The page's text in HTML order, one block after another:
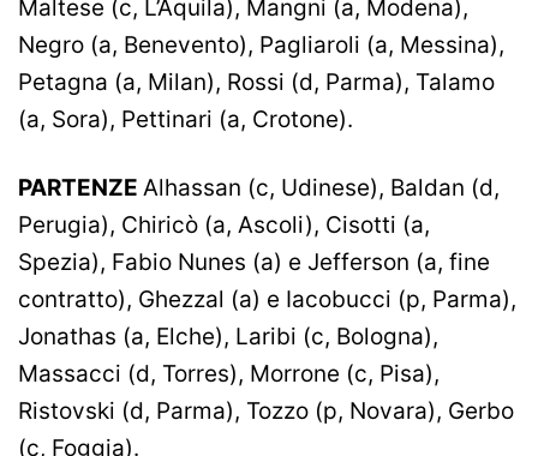
Maltese (c, L’Aquila), Mangni (a, Modena),
Negro (a, Benevento), Pagliaroli (a, Messina),
Petagna (a, Milan), Rossi (d, Parma), Talamo
(a, Sora), Pettinari (a, Crotone).
PARTENZE Alhassan (c, Udinese), Baldan (d,
Perugia), Chiricò (a, Ascoli), Cisotti (a,
Spezia), Fabio Nunes (a) e Jefferson (a, fine
contratto), Ghezzal (a) e Iacobucci (p, Parma),
Jonathas (a, Elche), Laribi (c, Bologna),
Massacci (d, Torres), Morrone (c, Pisa),
Ristovski (d, Parma), Tozzo (p, Novara), Gerbo
(c, Foggia).